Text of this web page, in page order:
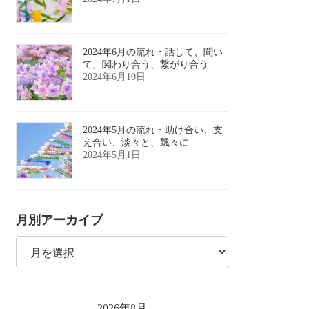
2024年6月の流れ・話して、聞い
て、関わり合う、繋がり合う
2024年6月10日
2024年5月の流れ・助け合い、支
え合い、淡々と、飄々に
2024年5月1日
月別アーカイブ
月
ア